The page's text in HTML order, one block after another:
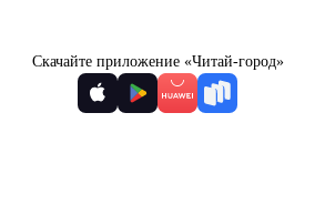
Скачайте приложение «Читай-город»